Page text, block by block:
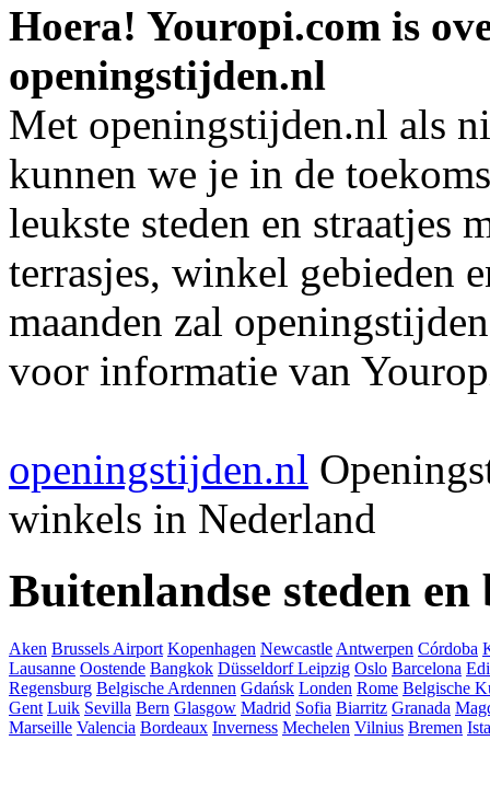
Hoera! Youropi.com is
openingstijden.nl
Met openingstijden.nl als
kunnen we je in de
leukste steden en straatjes
terrasjes, winkel gebieden
maanden zal
voor informatie van
openingstijden.nl
winkels in Nederland
Buitenlandse steden en
Aken Brussels Airport Kopenhagen Newcastle Antwerpen Córdoba
Lausanne Oostende Bangkok DüsseldorfLeipzig Oslo Barcelona
Regensburg Belgische Ardennen Gdańsk Londen Rome Belgische
Gent Luik Sevilla Bern Glasgow Madrid Sofia Biarritz Granada
Marseille Valencia Bordeaux Inverness Mechelen Vilnius Bremen